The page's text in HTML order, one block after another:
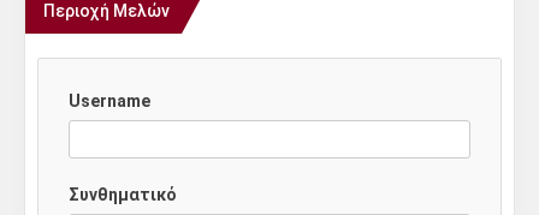
Περιοχή Μελών
Username
Συνθηματικό